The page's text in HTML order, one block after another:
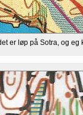
er løp på Sotra, og